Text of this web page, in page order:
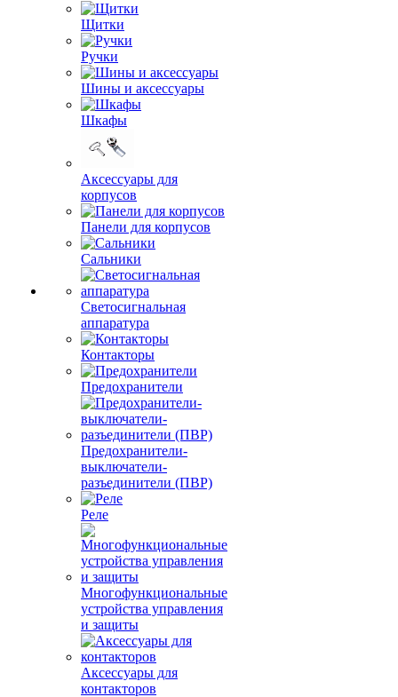
Щитки
Ручки
Шины и аксессуары
Шкафы
Аксессуары для
корпусов
Панели для корпусов
Сальники
Светосигнальная
аппаратура
Контакторы
Предохранители
Предохранители-
выключатели-
разъединители (ПВР)
Реле
Многофункциональные
устройства управления
и защиты
Аксессуары для
контакторов